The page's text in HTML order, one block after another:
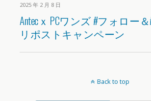
2025 年 2 月 8 日
Antecｘ PCワンズ #フォロー
リポストキャンペーン
Back to top